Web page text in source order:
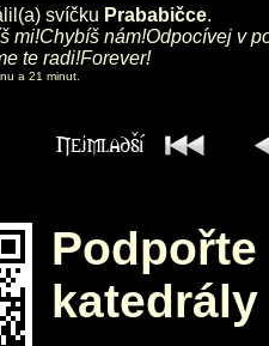
svíčku Prababičce.
mi!Chybíš nám!Odpocívej v
te radi!Forever!
a 21 minut.
katedrály